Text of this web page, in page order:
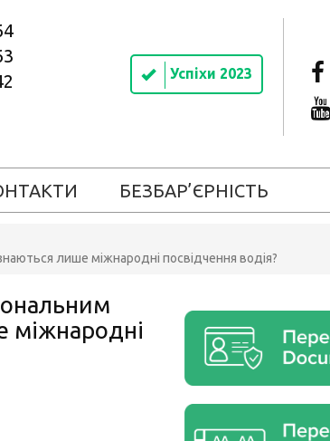
Успіхи 2023
БЕЗБАР’ЄРНІСТЬ
лише міжнародні посвідчення водія?
міжнародні